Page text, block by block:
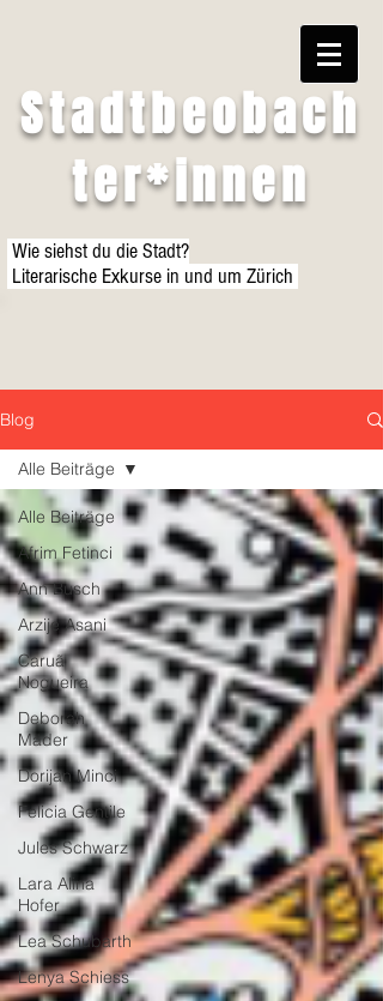
Stadtbeobach
ter*innen
Wie siehst du die Stadt?
Literarische Exkurse in und um Zürich
Blog
Alle Beiträge
Afrim Fetinci
Ann Busch
Arzije Asani
Caruã
Nogueira
Deborah
Mäder
Dorijan Minci
Felicia Gentile
Jules Schwarz
Lara Alina
Hofer
Lea Schubarth
Lenya Schiess
Alle Beiträge